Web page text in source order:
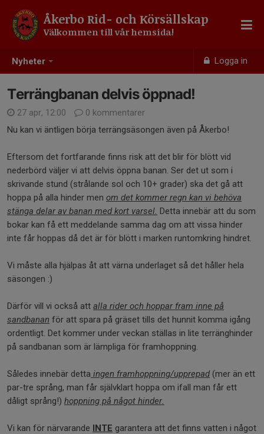
Nyheter Logga in
Åkerbo Rid- och Körsällskap
Välkommen till vår hemsida!
Terrängbanan delvis öppnad!
27 apr, 12:00
0 kommentarer
Nu kan vi äntligen börja terrängsäsongen även på Åkerbo!
Eftersom det fortfarande finns risk att det blir för blött vid
nederbörd väljer vi att delvis öppna banan. Ser det ut som i
skrivande stund (strålande sol och 10+ grader) ska det gå att
hoppa på alla hinder men om det kommer regn kan vi behöva
stänga delar av banan med kort varsel. Detta innebär att du som
bokar kan få ett meddelande samma dag om att vissa hinder
inte får hoppas då det är för blött i marken runtomkring hindret.
Vi måste alla hjälpas åt att värna underlaget så det håller hela
säsongen :)
Därför vill vi också att alla rider och hoppar fram inne på
sandbanan för att spara på gräset tills det hunnit komma igång
ordentligt. Det kommer under veckan ställas in lite terränghinder
på sandbanan som är lämpliga för framhoppning.
Således innebär detta ingen framhoppning/upprepad(mer än ett
par-tre språng, man får självklart hoppa om ifall man får ett
dåligt språng!) hoppning på något hinder.
Vi kan för närvarande INTE garantera att det finns vatten i något